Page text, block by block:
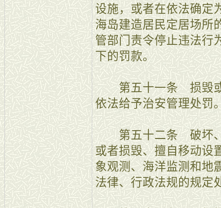
设施，或者在依法确定
海岛建造居民定居场所
管部门责令停止违法行
下的罚款。
第五十一条 损毁或
依法给予治安管理处罚
第五十二条 破坏、
或者损毁、擅自移动设
象观测、海洋监测和地
法律、行政法规的规定